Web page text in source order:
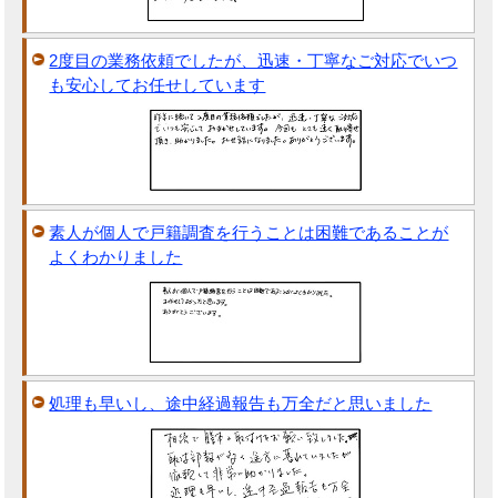
2度目の業務依頼でしたが、迅速・丁寧なご対応でいつ
も安心してお任せしています
素人が個人で戸籍調査を行うことは困難であることが
よくわかりました
処理も早いし、途中経過報告も万全だと思いました